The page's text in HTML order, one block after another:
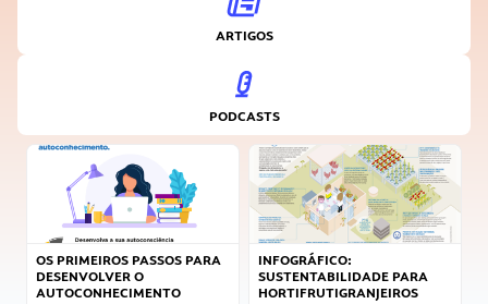
ARTIGOS
PODCASTS
OS PRIMEIROS PASSOS PARA
DESENVOLVER O
AUTOCONHECIMENTO
INFOGRÁFICO:
SUSTENTABILIDADE PARA
HORTIFRUTIGRANJEIROS